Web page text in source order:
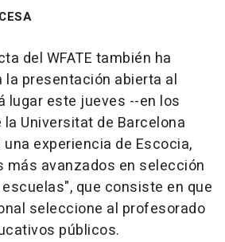
del WFATE también ha
presentación abierta al
lugar este jueves --en los
Universitat de Barcelona
una experiencia de Escocia,
más avanzados en selección
que consiste en que
seleccione al profesorado
públicos.